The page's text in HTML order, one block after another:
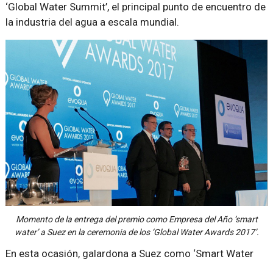
‘Global Water Summit’, el principal punto de encuentro de
la industria del agua a escala mundial.
Momento de la entrega del premio como Empresa del Año ‘smart
water’ a Suez en la ceremonia de los ‘Global Water Awards 2017’.
En esta ocasión, galardona a Suez como ‘Smart Water